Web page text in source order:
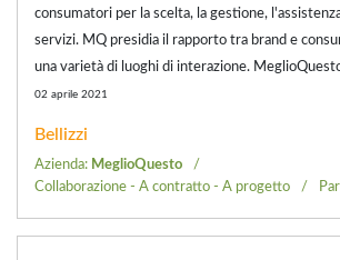
consumatori per la scelta, la gestione,
servizi. MQ presidia il rapporto tra brand e
una varietà di luoghi di interazione.
02 aprile 2021
Bellizzi
Azienda: MeglioQuesto
Collaborazione - A contratto - A progetto